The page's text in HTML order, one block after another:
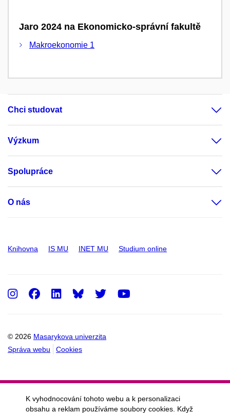
Jaro 2024 na Ekonomicko-správní fakultě
Makroekonomie 1
Chci studovat
Výzkum
Spolupráce
O nás
Knihovna IS MU INET MU Studium online
© 2026 Masarykova univerzita
Správa webu
Cookies
Instagram
Facebook
LinkedInTwitter
K vyhodnocování tohoto webu a k personalizaci
obsahu a reklam používáme soubory cookies. Když